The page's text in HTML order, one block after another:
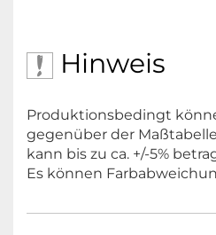
115 g/m² Fine Jersey
PASSFORM:
GESCHLECHT:
Damen
PFLEGE:
Hinweis
Produktionsbedingt
gegenüber der
kann bis zu ca. +/-5%
Es können